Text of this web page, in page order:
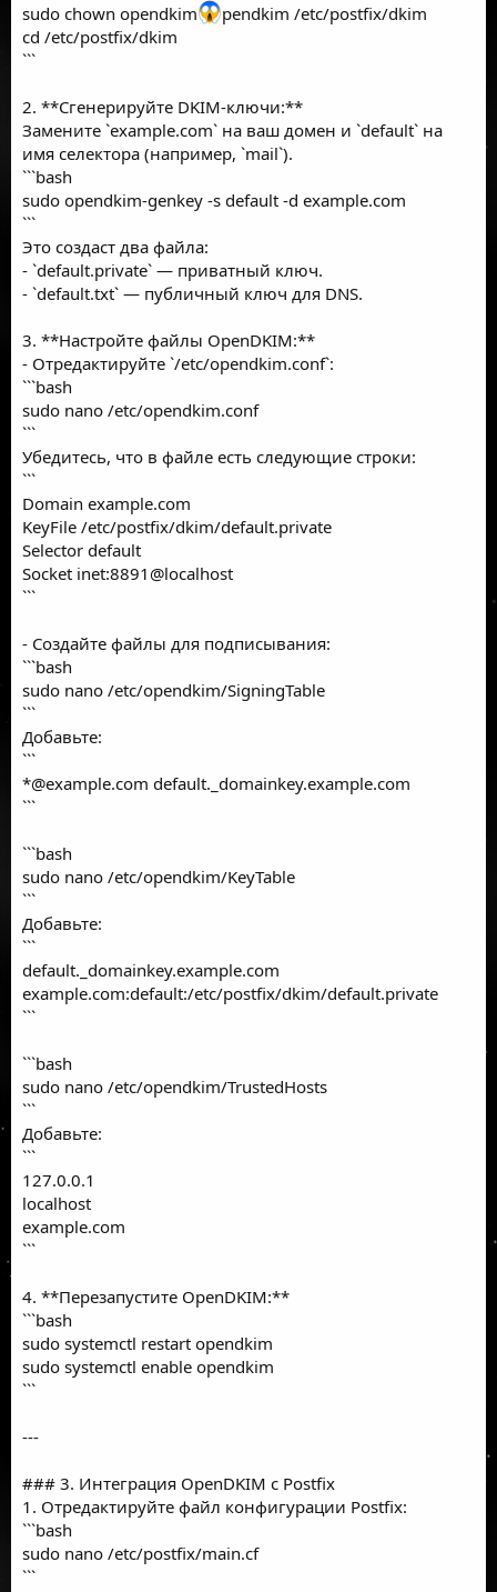
sudo chown opendkim
pendkim /etc/postfix/dkim
cd /etc/postfix/dkim
```
2. **Сгенерируйте DKIM-ключи:**
Замените `example.com` на ваш домен и `default` на
имя селектора (например, `mail`).
```bash
sudo opendkim-genkey -s default -d example.com
```
Это создаст два файла:
- `default.private` — приватный ключ.
- `default.txt` — публичный ключ для DNS.
3. **Настройте файлы OpenDKIM:**
- Отредактируйте `/etc/opendkim.conf`:
```bash
sudo nano /etc/opendkim.conf
```
Убедитесь, что в файле есть следующие строки:
```
Domain example.com
KeyFile /etc/postfix/dkim/default.private
Selector default
Socket inet:8891@localhost
```
- Создайте файлы для подписывания:
```bash
sudo nano /etc/opendkim/SigningTable
```
Добавьте:
```
*@example.com default._domainkey.example.com
```
```bash
sudo nano /etc/opendkim/KeyTable
```
Добавьте:
```
default._domainkey.example.com
example.com:default:/etc/postfix/dkim/default.private
```
```bash
sudo nano /etc/opendkim/TrustedHosts
```
Добавьте:
```
127.0.0.1
localhost
example.com
```
4. **Перезапустите OpenDKIM:**
```bash
sudo systemctl restart opendkim
sudo systemctl enable opendkim
```
---
### 3. Интеграция OpenDKIM с Postfix
1. Отредактируйте файл конфигурации Postfix:
```bash
sudo nano /etc/postfix/main.cf
```